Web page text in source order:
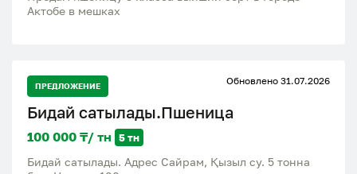
Актобе в мешках
ПРЕДЛОЖЕНИЕ Обновлено 31.07.2026
Бидай сатылады.Пшеница
100 000 ₸/ тн 5 тн
Бидай сатылады. Адрес Сайрам, Қызыл су. 5 тонна